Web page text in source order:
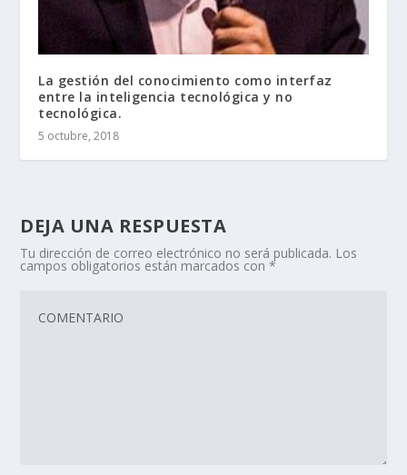
La gestión del conocimiento como interfaz
entre la inteligencia tecnológica y no
tecnológica.
5 octubre, 2018
DEJA UNA RESPUESTA
Tu dirección de correo electrónico no será publicada. Los
campos obligatorios están marcados con*